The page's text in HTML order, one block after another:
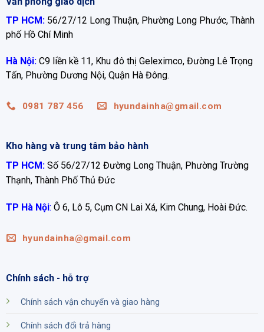
TP HCM: 56/27/12 Long Thuận, Phường Long Phước, Thành
phố Hồ Chí Minh
Hà Nội:C9 liền kề 11, Khu đô thị Geleximco, Đường Lê Trọng
Tấn, Phường Dương Nội, Quận Hà Đông.
0981 787 456 hyundainha@gmail.com
Kho hàng và trung tâm bảo hành
TP HCM: Số 56/27/12 Đường Long Thuận, Phường Trường
Thạnh, Thành Phố Thủ Đức
TP Hà Nội: Ô 6, Lô 5, Cụm CN Lai Xá, Kim Chung, Hoài Đức.
hyundainha@gmail.com
Chính sách - hỗ trợ
Chính sách vận chuyển và giao hàng
Chính sách đổi trả hàng